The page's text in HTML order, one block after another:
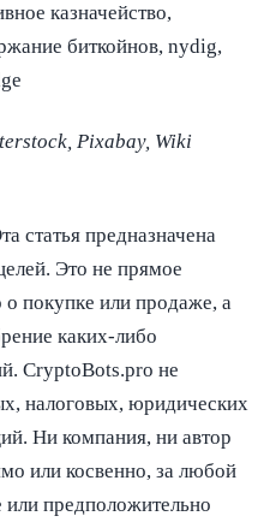
казначейство,
биткойнов, nydig,
Pixabay, Wiki
статья предназначена
Это не прямое
о покупке или продаже, а
каких-либо
CryptoBots.pro не
налоговых, юридических
Ни компания, ни автор
или косвенно, за любой
предположительно